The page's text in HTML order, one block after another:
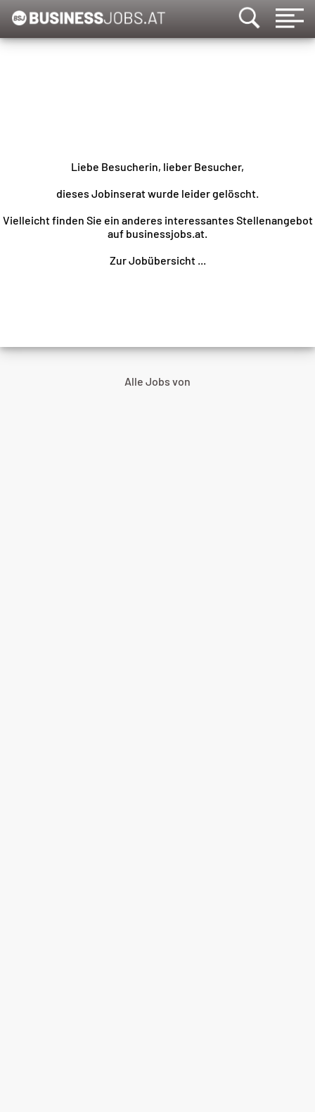
Liebe Besucherin, lieber Besucher,
dieses Jobinserat wurde leider gelöscht.
Vielleicht finden Sie ein anderes interessantes Stellenangebot
auf businessjobs.at.
Zur Jobübersicht ...
Alle Jobs von